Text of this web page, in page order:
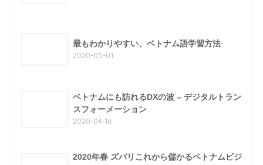
最もわかりやすい、ベトナム語学習方法
2020-05-01
ベトナムにも訪れるDXの波 – デジタルトラン
スフォーメーション
2020-04-16
2020年春 ズバリこれから儲かるベトナムビジ